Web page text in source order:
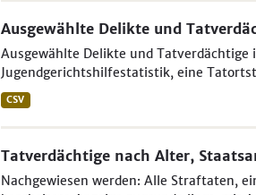
Ausgewählte Delikte und
Ausgewählte Delikte und
Jugendgerichtshilfestatistik, eine
CSV
Tatverdächtige nach Alter,
Nachgewiesen werden: Alle Straftaten,